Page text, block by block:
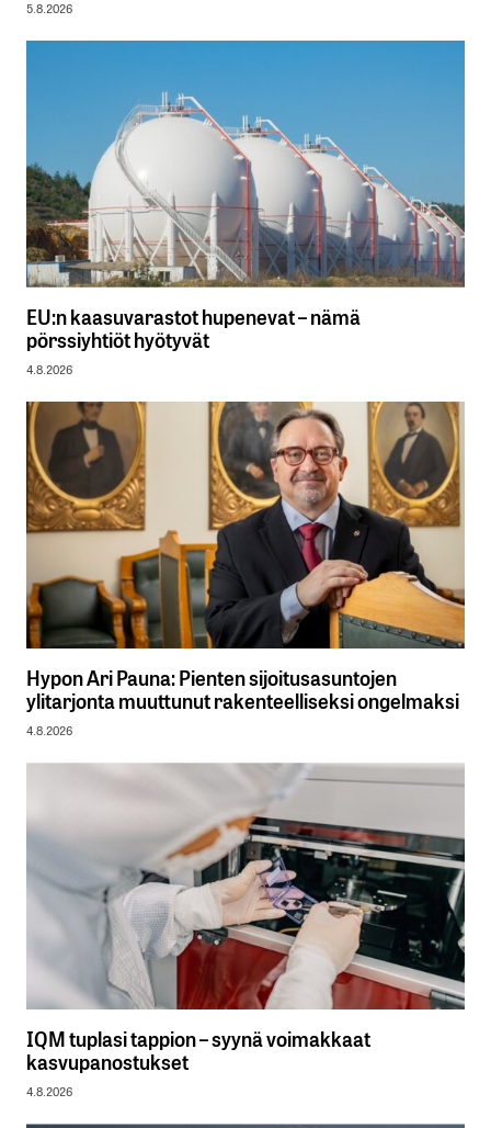
5.8.2026
EU:n kaasuvarastot hupenevat – nämä
pörssiyhtiöt hyötyvät
4.8.2026
Hypon Ari Pauna: Pienten sijoitusasuntojen
ylitarjonta muuttunut rakenteelliseksi ongelmaksi
4.8.2026
IQM tuplasi tappion – syynä voimakkaat
kasvupanostukset
4.8.2026